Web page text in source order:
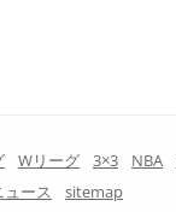
Wリーグ 3×3 NBA
ース sitemap